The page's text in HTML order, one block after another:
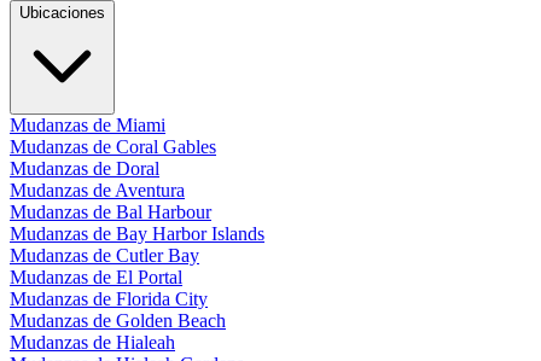
Ubicaciones
Mudanzas de Miami
Mudanzas de Coral Gables
Mudanzas de Doral
Mudanzas de Aventura
Mudanzas de Bal Harbour
Mudanzas de Bay Harbor Islands
Mudanzas de Cutler Bay
Mudanzas de El Portal
Mudanzas de Florida City
Mudanzas de Golden Beach
Mudanzas de Hialeah